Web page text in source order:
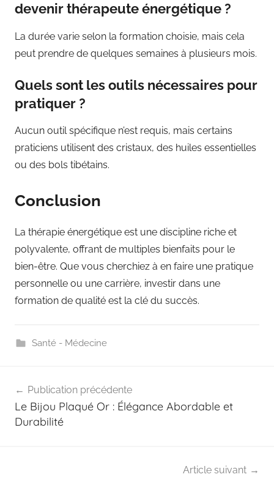
devenir thérapeute énergétique ?
La durée varie selon la formation choisie, mais cela
peut prendre de quelques semaines à plusieurs mois.
Quels sont les outils nécessaires pour
pratiquer ?
Aucun outil spécifique n’est requis, mais certains
praticiens utilisent des cristaux, des huiles essentielles
ou des bols tibétains.
Conclusion
La thérapie énergétique est une discipline riche et
polyvalente, offrant de multiples bienfaits pour le
bien-être. Que vous cherchiez à en faire une pratique
personnelle ou une carrière, investir dans une
formation de qualité est la clé du succès.
Santé - Médecine
de
l’article
Publication précédente
Le Bijou Plaqué Or : Élégance Abordable et
Durabilité
Article suivant